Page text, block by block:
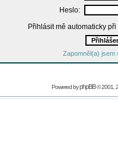
Heslo:
Přihlásit mě automaticky
Zapomněl(a) jsem
Powered byphpBB© 2001,